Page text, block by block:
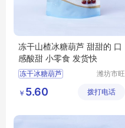
冻干山楂冰糖葫芦 甜甜的 口
感酸甜 小零食 发货快
冻干冰糖葫芦
冻干山楂冰糖葫芦厂家
冻干冰糖葫芦批发
潍坊市旺
限公司
￥ 5.60 拨打电话